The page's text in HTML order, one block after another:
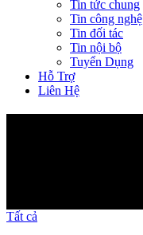
Tin tức chung
Tin công nghệ
Tin đối tác
Tin nội bộ
Tuyển Dụng
Hỗ Trợ
Liên Hệ
Tất cả